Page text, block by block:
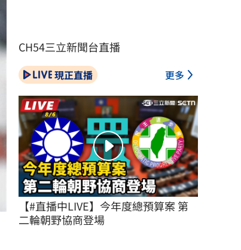
CH54三立新聞台直播
現正直播 更多
【#直播中LIVE】今年度總預算案 第
二輪朝野協商登場